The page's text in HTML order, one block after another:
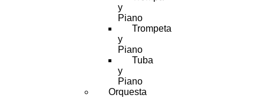
y
Piano
Trompeta
y
Piano
Tuba
y
Piano
Orquesta